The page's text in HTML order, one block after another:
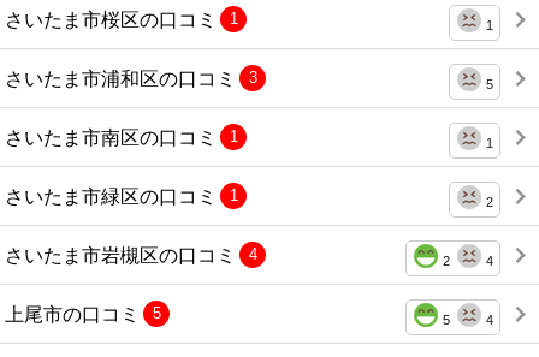
さいたま市桜区の口コミ 1
1
さいたま市浦和区の口コミ 5
3
さいたま市南区の口コミ 1
1
さいたま市緑区の口コミ 2
1
さいたま市岩槻区の口コミ 2 4
4
上尾市の口コミ 5 4
5